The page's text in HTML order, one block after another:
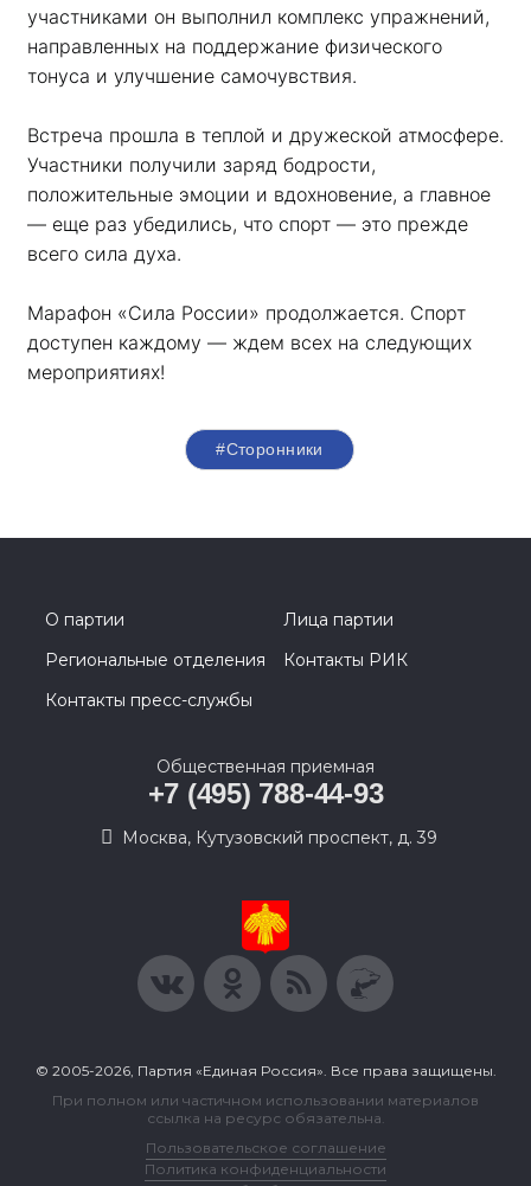
участниками он выполнил комплекс упражнений,
направленных на поддержание физического
тонуса и улучшение самочувствия.
Встреча прошла в теплой и дружеской атмосфере.
Участники получили заряд бодрости,
положительные эмоции и вдохновение, а главное
— еще раз убедились, что спорт — это прежде
всего сила духа.
Марафон «Сила России» продолжается. Спорт
доступен каждому — ждем всех на следующих
мероприятиях!
#Сторонники
О партии
Лица партии
Региональные отделения
Контакты РИК
Контакты пресс-службы
Общественная приемная
+7 (495) 788-44-93
Москва, Кутузовский проспект, д. 39
© 2005-2026, Партия «Единая Россия». Все права защищены.
При полном или частичном использовании материалов
ссылка на ресурс обязательна.
Пользовательское соглашение
Политика конфиденциальности